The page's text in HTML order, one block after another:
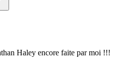
Haley encore faite par moi !!!